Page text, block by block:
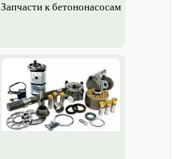
Запчасти к бетононасосам